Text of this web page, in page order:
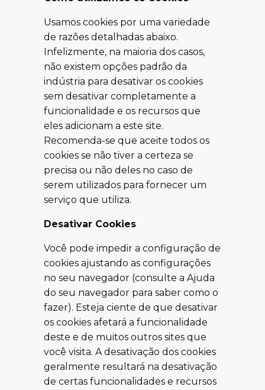
Usamos cookies por uma variedade
de razões detalhadas abaixo.
Infelizmente, na maioria dos casos,
não existem opções padrão da
indústria para desativar os cookies
sem desativar completamente a
funcionalidade e os recursos que
eles adicionam a este site.
Recomenda-se que aceite todos os
cookies se não tiver a certeza se
precisa ou não deles no caso de
serem utilizados para fornecer um
serviço que utiliza.
Desativar Cookies
Você pode impedir a configuração de
cookies ajustando as configurações
no seu navegador (consulte a Ajuda
do seu navegador para saber como o
fazer). Esteja ciente de que desativar
os cookies afetará a funcionalidade
deste e de muitos outros sites que
você visita. A desativação dos cookies
geralmente resultará na desativação
de certas funcionalidades e recursos